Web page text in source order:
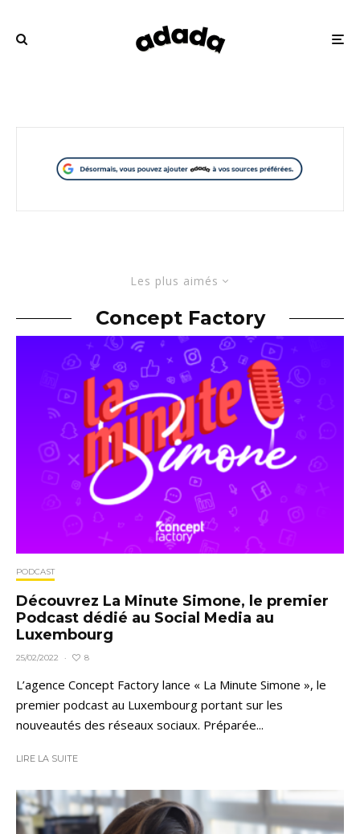
Les plus aimés
Concept Factory
PODCAST
Découvrez La Minute Simone, le premier
Podcast dédié au Social Media au
Luxembourg
25/02/2022 · 8
L’agence Concept Factory lance « La Minute Simone », le
premier podcast au Luxembourg portant sur les
nouveautés des réseaux sociaux. Préparée...
LIRE LA SUITE